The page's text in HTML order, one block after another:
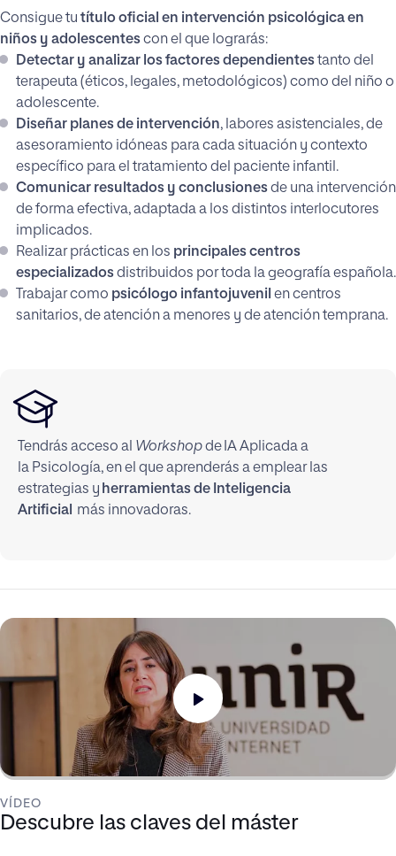
Consigue tu título oficial en intervención psicológica en
niños y adolescentescon el que lograrás:
Detectar y analizar los factores dependientestanto del
terapeuta (éticos, legales, metodológicos) como del niño o
adolescente.
Diseñar planes de intervención, labores asistenciales, de
asesoramiento idóneas para cada situación y contexto
específico para el tratamiento del paciente infantil.
Comunicar resultados y conclusionesde una intervención
de forma efectiva, adaptada a los distintos interlocutores
implicados.
Realizar prácticas en los principales centros
especializadosdistribuidos por toda la geografía española.
Trabajar como psicólogo infantojuvenil en centros
sanitarios, de atención a menores y de atención temprana.
Tendrás acceso al Workshopde IA Aplicada a
la Psicología, en el que aprenderás a emplear las
estrategias y herramientas de Inteligencia
Artificial más innovadoras.
VÍDEO
Descubre las claves del máster